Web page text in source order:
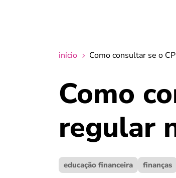
início Como consultar se o
Como
regular
educação financeira finanças